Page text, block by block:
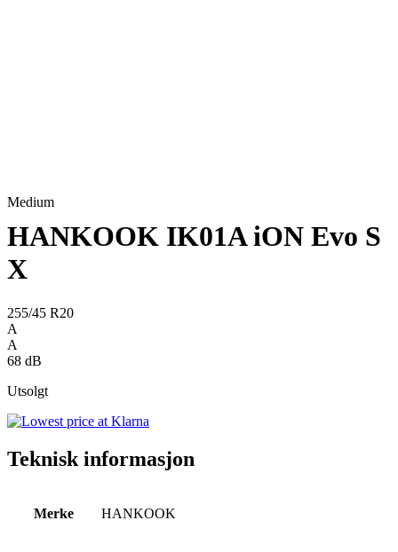
Medium
HANKOOK IK01A iON Evo S
X
255/45 R20
A
A
68 dB
Utsolgt
Teknisk informasjon
Merke HANKOOK